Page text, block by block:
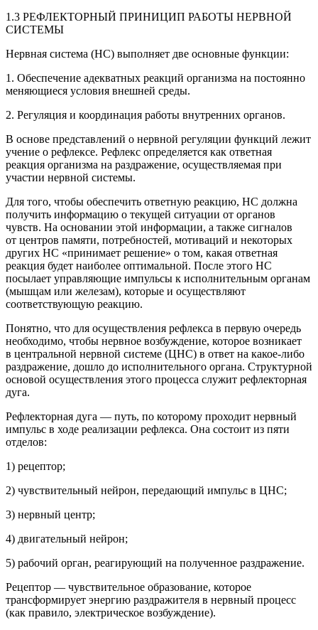
1.3 РЕФЛЕКТОРНЫЙ ПРИНИЦИП РАБОТЫ НЕРВНОЙ
СИСТЕМЫ
Нервная система (НС) выполняет две основные функции:
1. Обеспечение адекватных реакций организма на постоянно
меняющиеся условия внешней среды.
2. Регуляция и координация работы внутренних органов.
В основе представлений о нервной регуляции функций лежит
учение о рефлексе. Рефлекс определяется как ответная
реакция организма на раздражение, осуществляемая при
участии нервной системы.
Для того, чтобы обеспечить ответную реакцию, НС должна
получить информацию о текущей ситуации от органов
чувств. На основании этой информации, а также сигналов
от центров памяти, потребностей, мотиваций и некоторых
других НС «принимает решение» о том, какая ответная
реакция будет наиболее оптимальной. После этого НС
посылает управляющие импульсы к исполнительным органам
(мышцам или железам), которые и осуществляют
соответствующую реакцию.
Понятно, что для осуществления рефлекса в первую очередь
необходимо, чтобы нервное возбуждение, которое возникает
в центральной нервной системе (ЦНС) в ответ на какое-либо
раздражение, дошло до исполнительного органа. Структурной
основой осуществления этого процесса служит рефлекторная
дуга.
Рефлекторная дуга — путь, по которому проходит нервный
импульс в ходе реализации рефлекса. Она состоит из пяти
отделов:
1) рецептор;
2) чувствительный нейрон, передающий импульс в ЦНС;
3) нервный центр;
4) двигательный нейрон;
5) рабочий орган, реагирующий на полученное раздражение.
Рецептор — чувствительное образование, которое
трансформирует энергию раздражителя в нервный процесс
(как правило, электрическое возбуждение).